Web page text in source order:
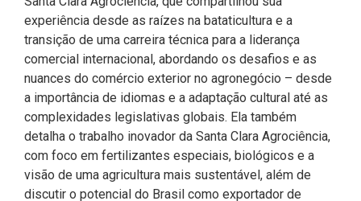
experiência desde as raízes na bataticultura e a
transição de uma carreira técnica para a liderança
comercial internacional, abordando os desafios e as
nuances do comércio exterior no agronegócio – desde
a importância de idiomas e a adaptação cultural até as
complexidades legislativas globais. Ela também
detalha o trabalho inovador da Santa Clara Agrociência,
com foco em fertilizantes especiais, biológicos e a
visão de uma agricultura mais sustentável, além de
discutir o potencial do Brasil como exportador de